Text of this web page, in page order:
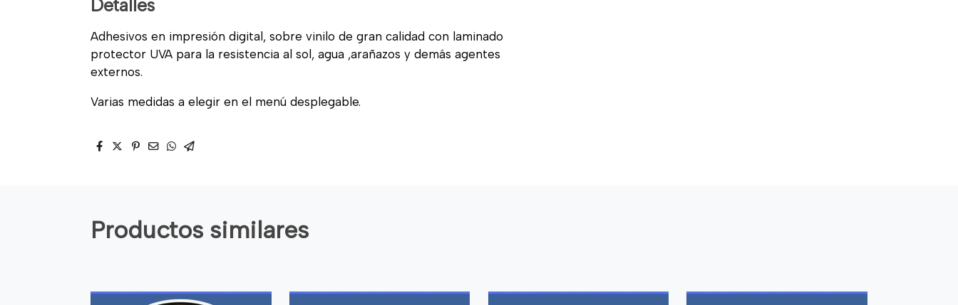
Detalles
Adhesivos en impresión digital, sobre vinilo de gran calidad con laminado
protector UVA para la resistencia al sol, agua ,arañazos y demás agentes
externos.
Varias medidas a elegir en el menú desplegable.
Productos similares